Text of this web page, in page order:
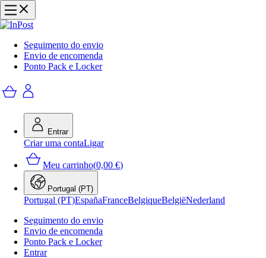
Seguimento do envio
Envio de encomenda
Ponto Pack e Locker
Entrar
Criar uma contaLigar
Meu carrinho(0,00 €)
Portugal (PT)
Portugal (PT)EspañaFranceBelgiqueBelgiëNederland
Seguimento do envio
Envio de encomenda
Ponto Pack e Locker
Entrar